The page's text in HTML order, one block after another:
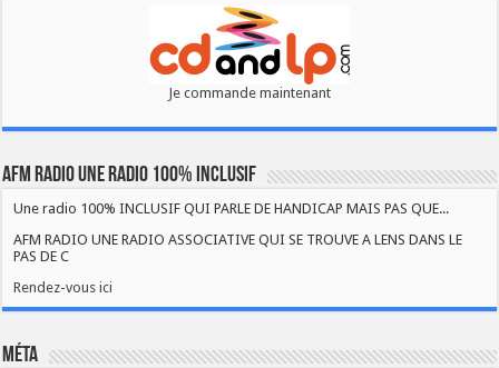
Je commande maintenant
AFM RADIO UNE RADIO 100% INCLUSIF
Une radio 100% INCLUSIF QUI PARLE DE HANDICAP MAIS PAS QUE...
AFM RADIO UNE RADIO ASSOCIATIVE QUI SE TROUVE A LENS DANS LE
PAS DE C
Rendez-vous ici
Méta